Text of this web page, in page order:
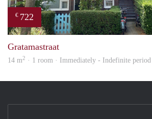
€ 722
Gratamastraat
14 m2 · 1 room · Immediately - Indefinite period